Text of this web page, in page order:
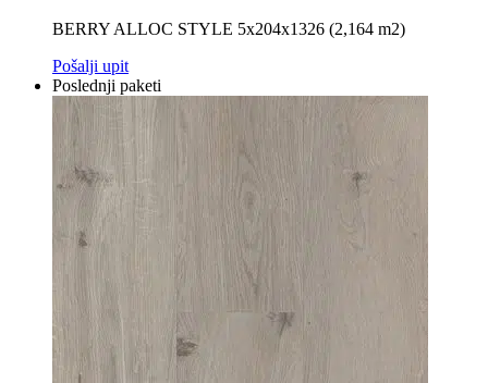
BERRY ALLOC STYLE 5x204x1326 (2,164 m2)
Pošalji upit
Poslednji paketi